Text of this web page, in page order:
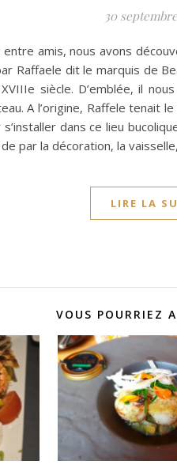
30
entre amis, nous avons
Raffaele dit le marquis de
siècle. D’emblée, il
A l’origine, Raffele tenait
dans ce lieu
par la décoration, la
LIRE LA
VOUS POURRIEZ